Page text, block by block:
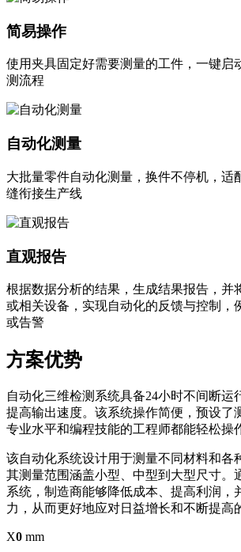
简易操作
使用夹具固定好需要测量的工件，一键启
测流程
自动化测量
大批量零件自动化测量，换件不停机，适
缝衔接生产线
直观报告
根据数据分析的结果，生成结果报告，并
或相关设备，实现自动化的反馈与控制，
或告警
方案优势
自动化三维检测系统具备24小时不间断运
提高输出速度。该系统操作简便，预设了
专业水平和编程技能的工程师都能轻松操
该自动化系统设计用于测量不同材料和各
其测量范围涵盖小型、中型到大型尺寸。
系统，制造商能够降低成本、提高利润，
力，从而更好地应对日益增长和不断提高
X0 mm